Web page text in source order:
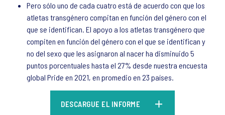
Pero sólo uno de cada cuatro está de acuerdo con que los
atletas transgénero compitan en función del género con el
que se identifican. El apoyo a los atletas transgénero que
compiten en función del género con el que se identifican y
no del sexo que les asignaron al nacer ha disminuido 5
puntos porcentuales hasta el 27% desde nuestra encuesta
global Pride en 2021, en promedio en 23 países.
DESCARGUE EL INFORME